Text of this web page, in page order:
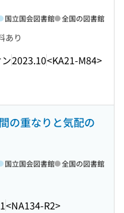
あり
2023.10<KA21-M84>
国立国会図書館 全国の図書館
の重なりと気配の
<NA134-R2>
国立国会図書館 全国の図書館